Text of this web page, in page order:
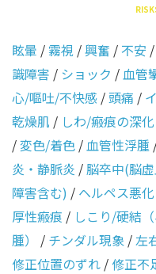
眩暈 /霧視 /興奮 / 不安 /
識障害 / ショック / 血管
心/嘔吐/不快感 /頭痛 /
乾燥肌 / しわ/瘢痕の深化
/変色/着色 / 血管性浮腫
炎・静脈炎 / 脳卒中(脳
障害含む) / ヘルペス悪化
厚性瘢痕 / しこり/硬結
腫）
/ チンダル現象 /左
修正位置のずれ /修正不